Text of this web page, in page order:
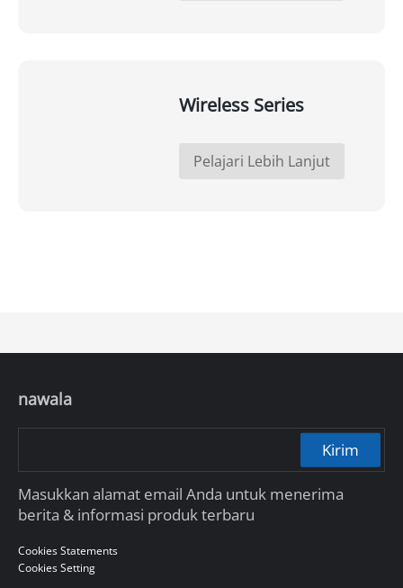
Wireless Series
Pelajari Lebih Lanjut
nawala
Kirim
Masukkan alamat email Anda untuk menerima
berita & informasi produk terbaru
Cookies Statements
Cookies Setting